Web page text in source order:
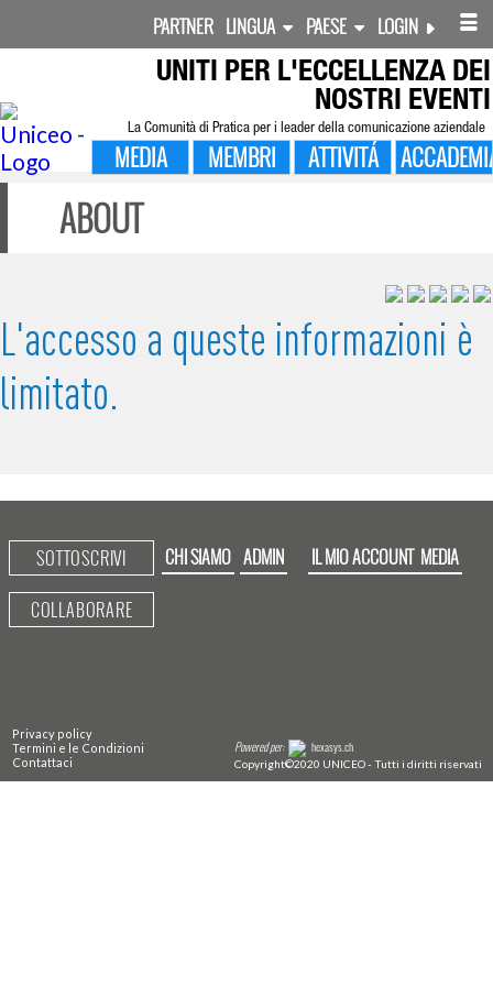
PARTNER LINGUA PAESE LOGIN
UNITI PER L'ECCELLENZA DEI
NOSTRI EVENTI
La Comunità di Pratica per i leader della comunicazione aziendale
MEDIA MEMBRI ATTIVITÁ
ABOUT
L'accesso a queste informazioni è
limitato.
SOTTOSCRIVI
COLLABORARE
CHI SIAMO ADMIN IL MIO ACCOUNT MEDIA
Privacy policy
Termini e le Condizioni
Contattaci
Powered per: hexasys.ch
Copyright©2020 UNICEO - Tutti i diritti riservati